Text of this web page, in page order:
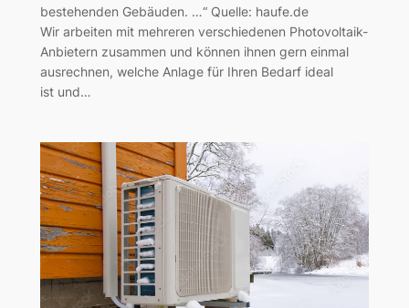
bestehenden Gebäuden. …“ Quelle: haufe.de
Wir arbeiten mit mehreren verschiedenen Photovoltaik-
Anbietern zusammen und können ihnen gern einmal
ausrechnen, welche Anlage für Ihren Bedarf ideal
ist und…